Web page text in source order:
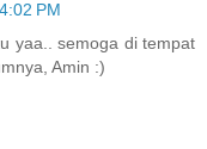
PM
yaa.. semoga di tempat
Amin :)